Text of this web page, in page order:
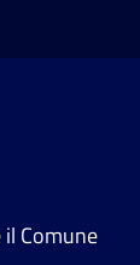
il Comune